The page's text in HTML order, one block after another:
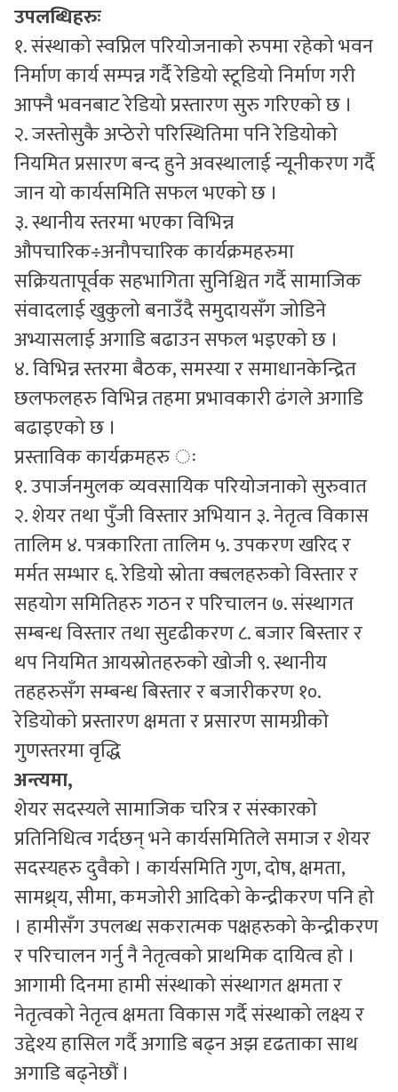
उपलब्धिहरुः
१. संस्थाको स्वप्निल परियोजनाको रुपमा रहेको भवन
निर्माण कार्य सम्पन्न गर्दै रेडियो स्टूडियो निर्माण गरी
आफ्नै भवनबाट रेडियो प्रस्तारण सुरु गरिएको छ ।
२. जस्तोसुकै अप्ठेरो परिस्थितिमा पनि रेडियोको
नियमित प्रसारण बन्द हुने अवस्थालाई न्यूनीकरण गर्दै
जान यो कार्यसमिति सफल भएको छ ।
३. स्थानीय स्तरमा भएका विभिन्न
औपचारिक÷अनौपचारिक कार्यक्रमहरुमा
सक्रियतापूर्वक सहभागिता सुनिश्चित गर्दै सामाजिक
संवादलाई खुकुलो बनाउँदै समुदायसँग जोडिने
अभ्यासलाई अगाडि बढाउन सफल भइएको छ ।
४. विभिन्न स्तरमा बैठक, समस्या र समाधानकेन्द्रित
छलफलहरु विभिन्न तहमा प्रभावकारी ढंगले अगाडि
बढाइएको छ ।
प्रस्ताविक कार्यक्रमहरु ः
१. उपार्जनमुलक व्यवसायिक परियोजनाको सुरुवात
२. शेयर तथा पुँजी विस्तार अभियान ३. नेतृत्व विकास
तालिम ४. पत्रकारिता तालिम ५. उपकरण खरिद र
मर्मत सम्भार ६. रेडियो स्रोता क्बलहरुको विस्तार र
सहयोग समितिहरु गठन र परिचालन ७. संस्थागत
सम्बन्ध विस्तार तथा सुदृढीकरण ८. बजार बिस्तार र
थप नियमित आयस्रोतहरुको खोजी ९. स्थानीय
तहहरुसँग सम्बन्ध बिस्तार र बजारीकरण १०.
रेडियोको प्रस्तारण क्षमता र प्रसारण सामग्रीको
गुणस्तरमा वृद्धि
अन्त्यमा,
शेयर सदस्यले सामाजिक चरित्र र संस्कारको
प्रतिनिधित्व गर्दछन् भने कार्यसमितिले समाज र शेयर
सदस्यहरु दुवैको । कार्यसमिति गुण, दोष, क्षमता,
सामथ्र्य, सीमा, कमजोरी आदिको केन्द्रीकरण पनि हो
। हामीसँग उपलब्ध सकरात्मक पक्षहरुको केन्द्रीकरण
र परिचालन गर्नु नै नेतृत्वको प्राथमिक दायित्व हो ।
आगामी दिनमा हामी संस्थाको संस्थागत क्षमता र
नेतृत्वको नेतृत्व क्षमता विकास गर्दै संस्थाको लक्ष्य र
उद्देश्य हासिल गर्दै अगाडि बढ्न अझ दृढताका साथ
अगाडि बढ्नेछौं ।